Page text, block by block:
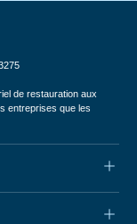
de restauration aux
entreprises que les